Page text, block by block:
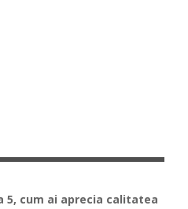
5, cum ai aprecia calitatea